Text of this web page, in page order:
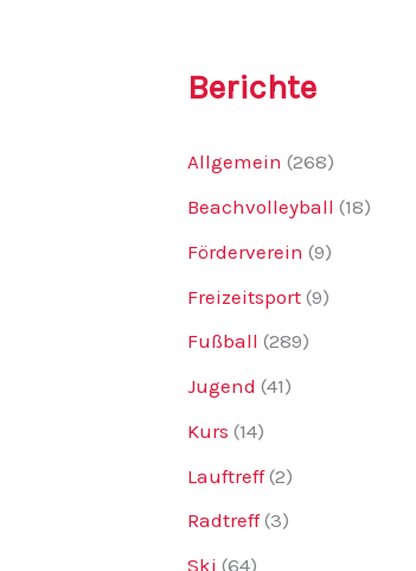
Berichte
Allgemein (268)
Beachvolleyball (18)
Förderverein (9)
Freizeitsport (9)
Fußball (289)
Jugend (41)
Kurs (14)
Lauftreff(2)
Radtreff(3)
Ski (64)